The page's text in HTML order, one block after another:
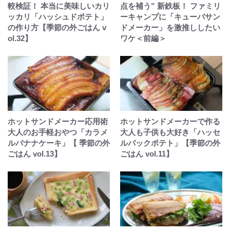
較検証！ 本当に美味しいカリ
ッカリ「ハッシュドポテト」
の作り方【季節の外ごはん v
ol.32】
点を補う” 新鉄板！ ファミリ
ーキャンプに「キューバサン
ドメーカー」を激推ししたい
ワケ＜前編＞
ホットサンドメーカー応用術
大人のお手軽おやつ「カラメ
ルバナナケーキ」【 季節の外
ごはん vol.13】
ホットサンドメーカーで作る
大人も子供も大好き「ハッセ
ルバックポテト」【季節の外
ごはん vol.11】